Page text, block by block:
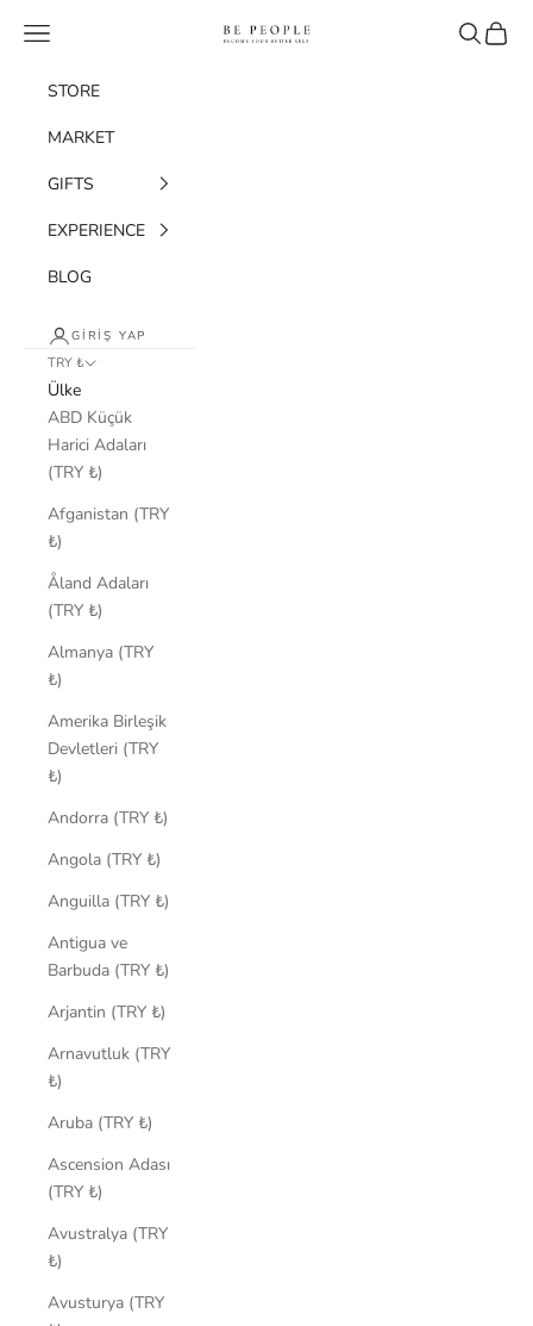
bepeople.co
Menü Ara Sepet
STORE
MARKET
GIFTS
EXPERIENCE
BLOG
GIRIŞ YAP
TRY ₺
Ülke
ABD Küçük
Harici Adaları
(TRY ₺)
Afganistan (TRY
₺)
Åland Adaları
(TRY ₺)
Almanya (TRY
₺)
Amerika Birleşik
Devletleri (TRY
₺)
Andorra (TRY ₺)
Angola (TRY ₺)
Anguilla (TRY ₺)
Antigua ve
Barbuda (TRY ₺)
Arjantin (TRY ₺)
Arnavutluk (TRY
₺)
Aruba (TRY ₺)
Ascension Adası
(TRY ₺)
Avustralya (TRY
₺)
Avusturya (TRY